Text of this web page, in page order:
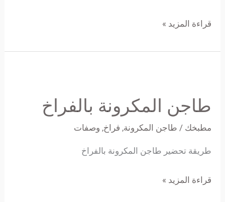
قراءة المزيد »
طاجن المكرونة بالفراخ
مطبخك / طاجن المكرونة, فراخ, وصفات
طريقة تحضير طاجن المكرونة بالفراخ
بالفراخ
قراءة المزيد »